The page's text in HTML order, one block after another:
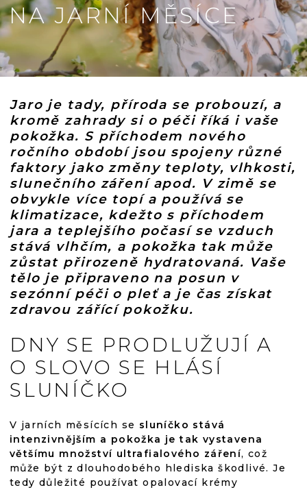
NA JARNÍ MĚSÍCE
Jaro je tady, příroda se probouzí, a
kromě zahrady si o péči říká i vaše
pokožka. S příchodem nového
ročního období jsou spojeny různé
faktory jako změny teploty, vlhkosti,
slunečního záření apod. V zimě se
obvykle více topí a používá se
klimatizace, kdežto s příchodem
jara a teplejšího počasí se vzduch
stává vlhčím, a pokožka tak může
zůstat přirozeně hydratovaná. Vaše
tělo je připraveno na posun v
sezónní péči o pleť a je čas získat
zdravou zářící pokožku.
DNY SE PRODLUŽUJÍ A
O SLOVO SE HLÁSÍ
SLUNÍČKO
V jarních měsících se sluníčko stává
intenzivnějším a pokožka je tak vystavena
většímu množství ultrafialového záření, což
může být z dlouhodobého hlediska škodlivé. Je
tedy důležité používat opalovací krémy